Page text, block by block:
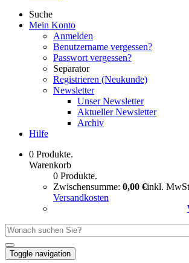
Suche
Mein Konto
Anmelden
Benutzername vergessen?
Passwort vergessen?
Separator
Registrieren (Neukunde)
Newsletter
Unser Newsletter
Aktueller Newsletter
Archiv
Hilfe
0 Produkte.
Warenkorb
0 Produkte.
Zwischensumme: 0,00 €inkl.
Versandkosten
Toggle navigation